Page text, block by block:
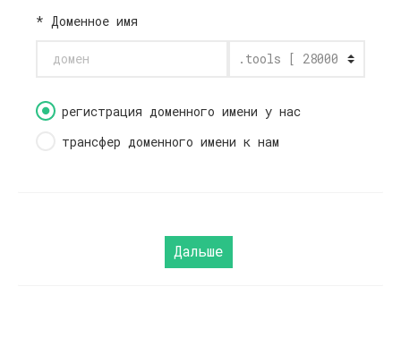
* Доменное имя
регистрация доменного имени у нас
трансфер доменного имени к нам